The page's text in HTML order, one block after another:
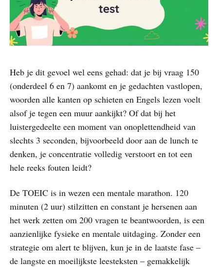
Heb je dit gevoel wel eens gehad: dat je bij vraag 150
(onderdeel 6 en 7) aankomt en je gedachten vastlopen,
woorden alle kanten op schieten en Engels lezen voelt
alsof je tegen een muur aankijkt? Of dat bij het
luistergedeelte een moment van onoplettendheid van
slechts 3 seconden, bijvoorbeeld door aan de lunch te
denken, je concentratie volledig verstoort en tot een
hele reeks fouten leidt?
De TOEIC is in wezen een mentale marathon. 120
minuten (2 uur) stilzitten en constant je hersenen aan
het werk zetten om 200 vragen te beantwoorden, is een
aanzienlijke fysieke en mentale uitdaging. Zonder een
strategie om alert te blijven, kun je in de laatste fase –
de langste en moeilijkste leesteksten – gemakkelijk